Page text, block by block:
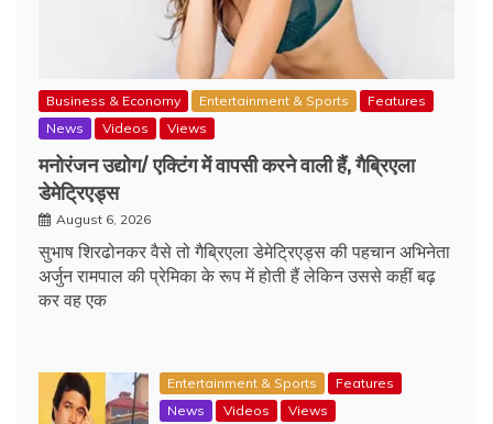
Business & Economy Entertainment & Sports
Features
News
Videos Views
मनोरंजन उद्योग/ एक्टिंग में वापसी करने वाली हैं, गैब्रिएला
डेमेट्रिएड्स
August 6, 2026
सुभाष शिरढोनकर वैसे तो गैब्रिएला डेमेट्रिएड्स की पहचान अभिनेता
अर्जुन रामपाल की प्रेमिका के रूप में होती हैं लेकिन उससे कहीं बढ़
कर वह एक
Entertainment & Sports
Features
News
Videos Views